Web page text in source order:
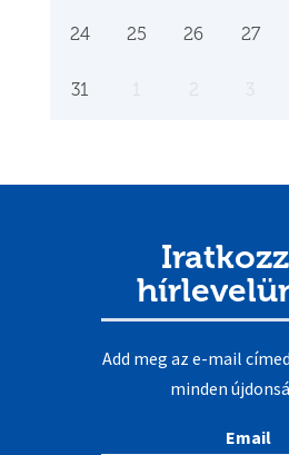
24 25 26 27
31
Add meg az e-mail
minden
Email